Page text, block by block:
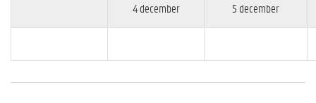
4 december 5 december